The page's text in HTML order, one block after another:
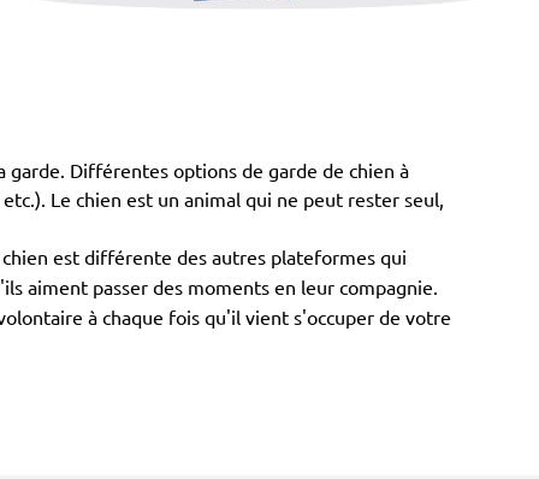
Différentes options de garde de chien à
Le chien est un animal qui ne peut rester seul,
est différente des autres plateformes qui
aiment passer des moments en leur compagnie.
à chaque fois qu'il vient s'occuper de votre